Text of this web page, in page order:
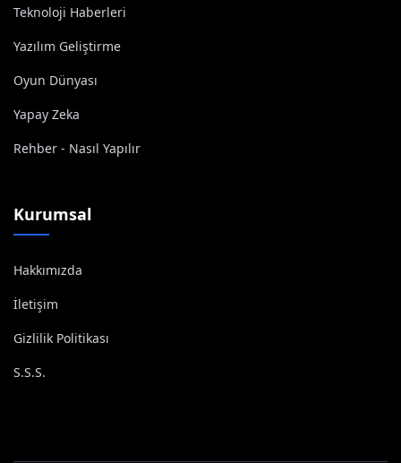
Teknoloji Haberleri
Yazılım Geliştirme
Oyun Dünyası
Yapay Zeka
Rehber - Nasıl Yapılır
Kurumsal
Hakkımızda
İletişim
Gizlilik Politikası
S.S.S.